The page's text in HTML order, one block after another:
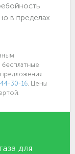
в пределах
бесплатные.
30-16 . Цены
для